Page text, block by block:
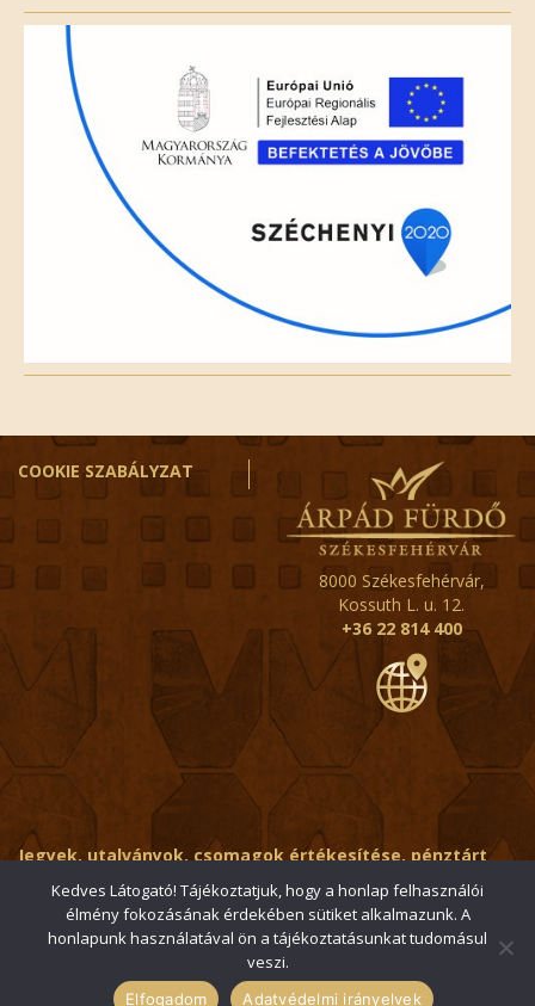
field
empty.
COOKIE SZABÁLYZAT
8000 Székesfehérvár,
Kossuth L. u. 12.
+36 22 814 400
Jegyek, utalványok, csomagok értékesítése, pénztárt
érintő kérdések:
ertekesito@fehervar-arpadfurdo.hu
Általános érdeklődés: info@fehervar-arpadfurdo.hu
© 2006-2026 Székesfehérvári Árpád Fürdő / Minden jog
Kedves Látogató! Tájékoztatjuk, hogy a honlap felhasználói
élmény fokozásának érdekében sütiket alkalmazunk. A
honlapunk használatával ön a tájékoztatásunkat tudomásul
veszi.
Elfogadom Adatvédelmi irányelvek